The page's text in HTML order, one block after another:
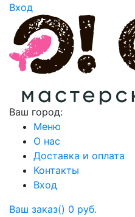
Вход
Ваш город:
Меню
О нас
Доставка и оплата
Контакты
Вход
Ваш заказ() 0 руб.